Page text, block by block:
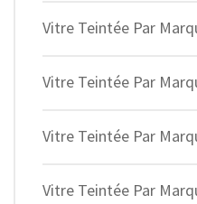
Vitre Teintée Par
Vitre Teintée Par
Vitre Teintée Par
Vitre Teintée Par